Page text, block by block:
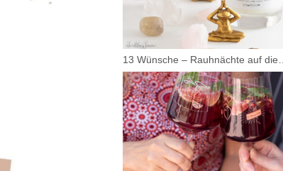
13 Wünsche – Rauhnächte auf die…